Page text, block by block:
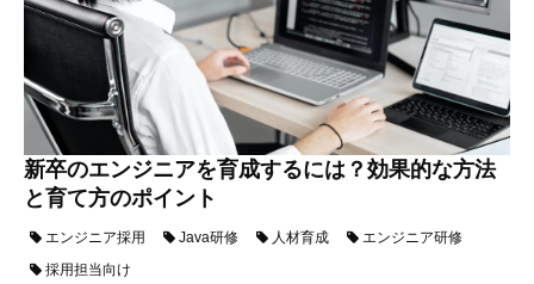
新卒のエンジニアを育成するには？効果的な方法
と育て方のポイント
エンジニア採用 Java研修 人材育成
エンジニア研修
採用担当向け